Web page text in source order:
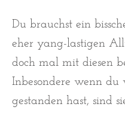
Du brauchst ein
eher yang-lastigen
doch mal mit diesen
Inbesondere wenn du
gestanden hast, sind